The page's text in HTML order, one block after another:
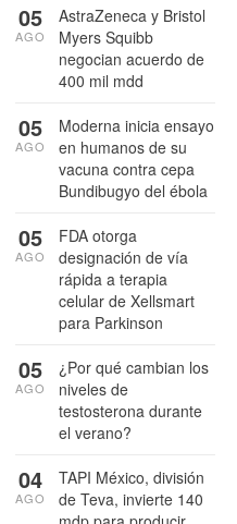
AstraZeneca y Bristol
Myers Squibb
negocian acuerdo de
400 mil mdd
05
AGO
Moderna inicia ensayo
en humanos de su
vacuna contra cepa
Bundibugyo del ébola
05
AGO
FDA otorga
designación de vía
rápida a terapia
celular de Xellsmart
para Parkinson
05
AGO
¿Por qué cambian los
niveles de
testosterona durante
el verano?
05
AGO
TAPI México, división
de Teva, invierte 140
04
AGO